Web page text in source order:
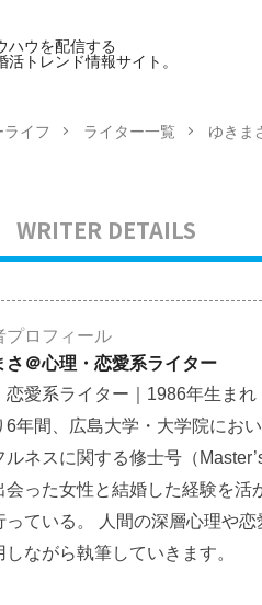
ハウを配信する
活トレンド情報サイト。
イフ ライター一覧 ゆきま
WRITER DETAILS
プロフィール
さ＠心理・恋愛系ライター
恋愛系ライター｜1986年生ま
6年間、広島大学・大学院にお
ルネスに関する修士号（
会った女性と結婚した経験を
っている。 人間の深層心理や
しながら執筆していきます。